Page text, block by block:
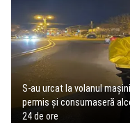
S-au urcat la volanul
permis şi consumaseră
24 de ore